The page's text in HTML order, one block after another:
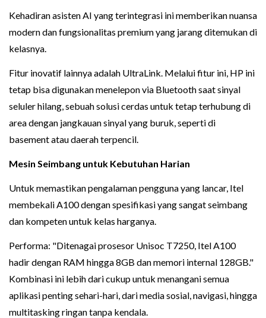
Kehadiran asisten AI yang terintegrasi ini memberikan nuansa
modern dan fungsionalitas premium yang jarang ditemukan di
kelasnya.
Fitur inovatif lainnya adalah UltraLink. Melalui fitur ini, HP ini
tetap bisa digunakan menelepon via Bluetooth saat sinyal
seluler hilang, sebuah solusi cerdas untuk tetap terhubung di
area dengan jangkauan sinyal yang buruk, seperti di
basement atau daerah terpencil.
Mesin Seimbang untuk Kebutuhan Harian
Untuk memastikan pengalaman pengguna yang lancar, Itel
membekali A100 dengan spesifikasi yang sangat seimbang
dan kompeten untuk kelas harganya.
Performa: "Ditenagai prosesor Unisoc T7250, Itel A100
hadir dengan RAM hingga 8GB dan memori internal 128GB."
Kombinasi ini lebih dari cukup untuk menangani semua
aplikasi penting sehari-hari, dari media sosial, navigasi, hingga
multitasking ringan tanpa kendala.